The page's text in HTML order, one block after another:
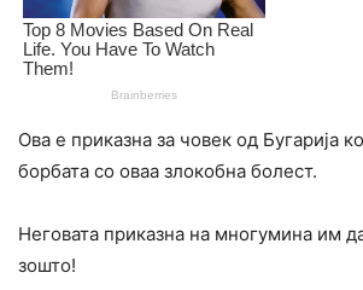
Ова е приказна за човек од Бугарија
борбата со оваа злокобна болест.
Неговата приказна на многумина им
зошто!